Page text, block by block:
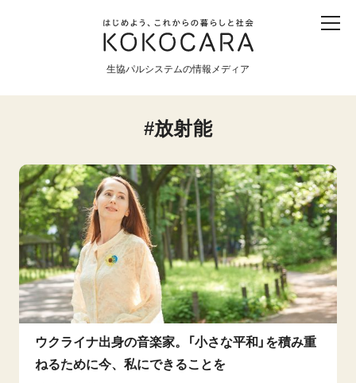
生協パルシステムの情報メディア
産直 食育 食べる 震災
暮らしと社会
環境と平和
生協の宅配パルシステム
放射能
ウクライナ出身の音楽家。「小さな平和」を積み重
ねるために今、私にできることを